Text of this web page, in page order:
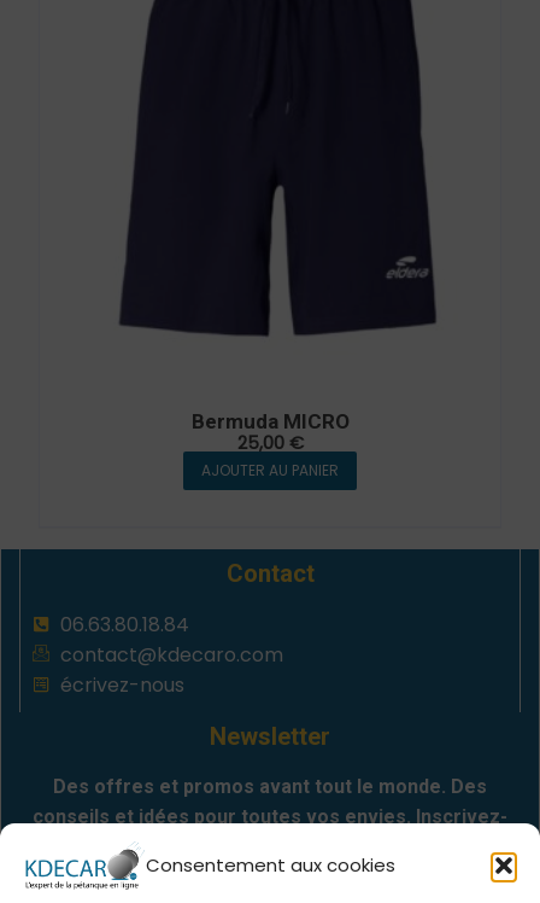
Consentement aux cookies
Bermuda MICRO
25,00€
AJOUTER AU PANIER
Contact
06.63.80.18.84
contact@kdecaro.com
écrivez-nous
Newsletter
Des offres et promos avant tout le monde. Des
conseils et idées pour toutes vos envies. Inscrivez-